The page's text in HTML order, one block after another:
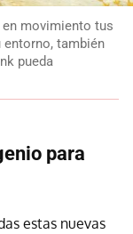
movimiento tus
también
pueda
para
estas nuevas